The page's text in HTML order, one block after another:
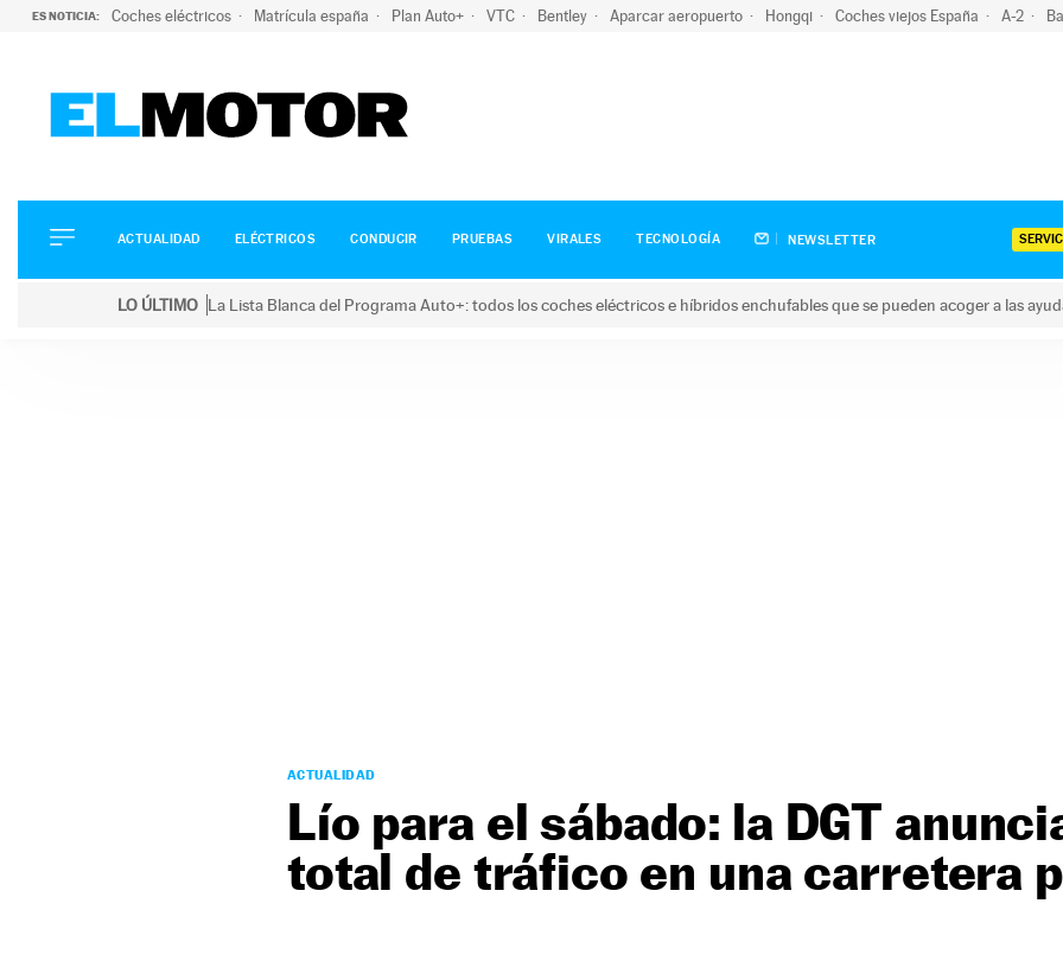
ES NOTICIA: Coches eléctricos Matrícula españa Plan Auto+ VTC Bentley Aparcar aeropuerto Hongqi Coches viejos España A-2
ELÉCTRICOS
CONDUCIR
ACTUALIDAD ELÉCTRICOS CONDUCIR PRUEBAS VIRALES TECNOLOGÍA NEWSLETTER
LO ÚLTIMO La Lista Blanca del Programa Auto+: todos los coches eléctricos e híbridos enchufables que se pueden acoger a las
ACTUALIDAD
Lío para el sábado: la DGT
total de tráfico en una carretera